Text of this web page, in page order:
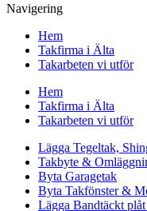
Navigering
Hem
Takfirma i Älta
Takarbeten vi utför
Hem
Takfirma i Älta
Takarbeten vi utför
Lägga Tegeltak,
Takbyte &
Byta Garagetak
Byta Takfönster &
Lägga Bandtäckt